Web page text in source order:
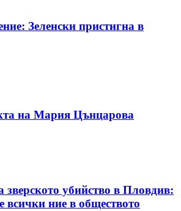
Зеленски пристигна в
на Мария Цънцарова
зверското убийство в Пловдив:
всички ние в обществото